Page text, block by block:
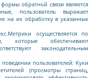
обратной связи является
пользователь выражает
на их обработку в указанных
осуществляется по
которые обеспечивают
законодательным
пользователей: Куки
(просмотры страниц,